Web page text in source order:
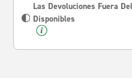
Las Devoluciones Fuera
Disponibles